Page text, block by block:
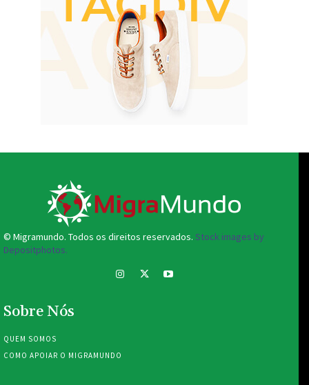
© Migramundo. Todos os direitos reservados. Stock images by
Depositphotos.
Sobre Nós
QUEM SOMOS
COMO APOIAR O MIGRAMUNDO